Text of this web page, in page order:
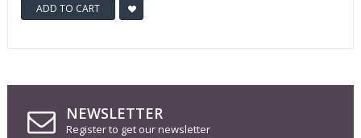
ADD TO CART
NEWSLETTER
Register to get our newsletter